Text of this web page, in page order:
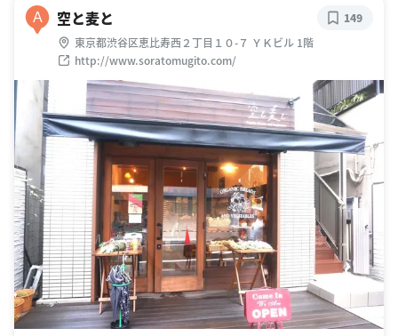
A 空と麦と
東京都渋谷区恵比寿西２丁目１０-７ ＹＫビル 1階
http://www.soratomugito.com/
149